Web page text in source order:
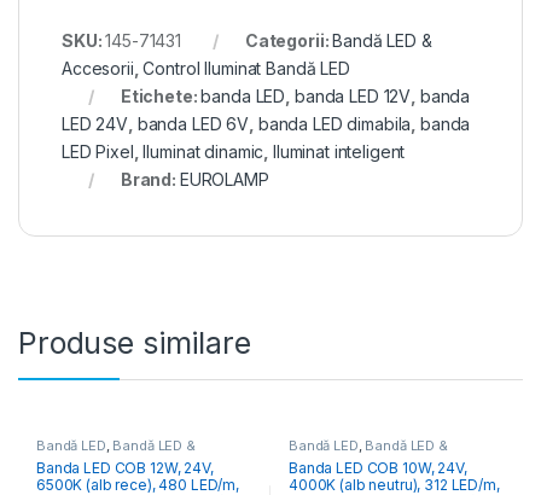
SKU:145-71431 Categorii:Bandă LED &
Accesorii ,Control Iluminat Bandă LED
Etichete:banda LED banda LED 12V banda
LED 24V banda LED 6V banda LED dimabila ,banda
LED Pixel ,Iluminat dinamic Iluminat inteligent
Brand: EUROLAMP
Produse similare
Bandă LED, Bandă LED &
Accesorii
Banda LED COB 12W, 24V,
6500K (alb rece), 480 LED/m,
Bandă LED, Bandă LED &
Accesorii
Banda LED COB 10W, 24V,
4000K (alb neutru), 312 LED/m,